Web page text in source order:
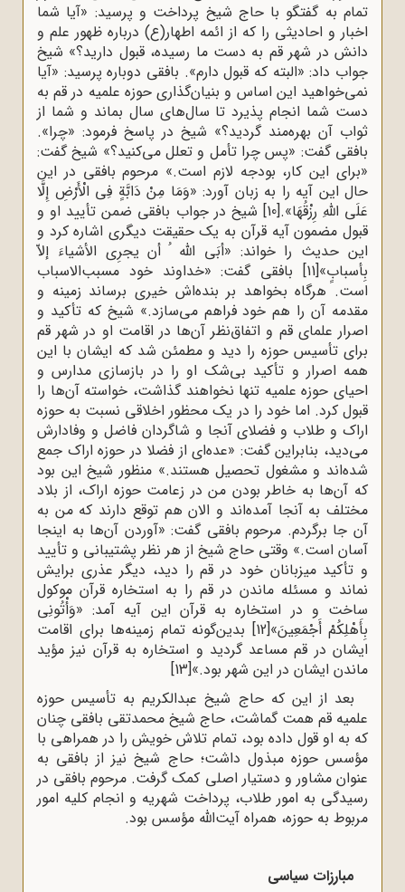
تمام به گفتگو با حاج شیخ پرداخت و پرسید: «آیا شما
اخبار و احادیثی را که از ائمه اطهار(ع) درباره ظهور علم و
دانش در شهر قم به دست ما رسیده، قبول دارید؟» شیخ
جواب داد: «البته که قبول دارم». بافقی دوباره پرسید: «آیا
نمی‌خواهید این اساس و بنیان‌گذاری حوزه علمیه در قم به
دست شما انجام پذیرد تا سال‌های سال بماند و شما از
ثواب آن بهره‌مند گردید؟» شیخ در پاسخ فرمود: «چرا».
بافقی گفت: «پس چرا تأمل و تعلل می‌کنید؟» شیخ گفت:
«برای این کار، بودجه لازم است.» مرحوم بافقی در این
حال این آیه را به زبان آورد: «وَمَا مِنْ دَابَّةٍ فِی الْأَرْضِ إِلَّا
عَلَى اللَّهِ رِزْقُهَا».[10]
شیخ در جواب بافقی ضمن تأیید او و
قبول مضمون آیه قرآن به یک حقیقت دیگری اشاره کرد و
این حدیث را خواند: «أبَى اللّه ُ أن یجرِی الأشیاءَ إلاّ
بِأسبابٍ»[11]
بافقی گفت: «خداوند خود مسبب‌الاسباب
است. هرگاه بخواهد بر بنده‌اش خیری برساند زمینه و
مقدمه آن را هم خود فراهم می‌سازد.» شیخ که تأکید و
اصرار علمای قم و اتفاق‌نظر آن‌ها در اقامت او در شهر قم
برای تأسیس حوزه را دید و مطمئن شد که ایشان با این
همه اصرار و تأکید بی‌شک او را در بازسازی مدارس و
احیای حوزه علمیه تنها نخواهند گذاشت، خواسته آن‌ها را
قبول کرد. اما خود را در یک محظور اخلاقی نسبت به حوزه
اراک و طلاب و فضلای آنجا و شاگردان فاضل و وفادارش
می‌دید، بنابراین گفت: «عده‌ای از فضلا در حوزه اراک جمع
شده‌اند و مشغول تحصیل هستند.» منظور شیخ این بود
که آن‌ها به خاطر بودن من در زعامت حوزه اراک، از بلاد
مختلف به آنجا آمده‌اند و الان هم توقع دارند که من به
آن جا برگردم. مرحوم بافقی گفت: «آوردن آن‌ها به اینجا
آسان است.» وقتی حاج شیخ از هر نظر پشتیبانی و تأیید
و تأکید میزبانان خود در قم را دید، دیگر عذری برایش
نماند و مسئله ماندن در قم را به استخاره قرآن موکول
ساخت و در استخاره به قرآن این آیه آمد: «وَأْتُونِی
بِأَهْلِکُمْ أَجْمَعِینَ»[12]
بدین‌گونه تمام زمینه‌ها برای اقامت
ایشان در قم مساعد گردید و استخاره به قرآن نیز مؤید
ماندن ایشان در این شهر بود.»[13]
بعد از این که حاج شیخ عبدالکریم به تأسیس حوزه
علمیه قم همت گماشت، حاج شیخ محمدتقی بافقی چنان
که به او قول داده بود، تمام تلاش خویش را در همراهی با
مؤسس حوزه مبذول داشت؛ حاج شیخ نیز از بافقی به
عنوان مشاور و دستیار اصلی کمک گرفت. مرحوم بافقی در
رسیدگی به امور طلاب، پرداخت شهریه و انجام کلیه امور
مربوط به حوزه، همراه آیت‌الله مؤسس بود.
مبارزات سیاسی